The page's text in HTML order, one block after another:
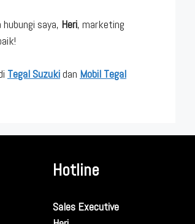
hubungi saya, Heri, marketing
Tegal Suzukidan Mobil Tegal
Hotline
Sales Executive